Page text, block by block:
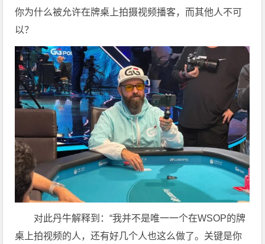
你为什么被允许在牌桌上拍摄视频播客，而其他人不可
以？
对此丹牛解释到：“我并不是唯一一个在WSOP的牌
桌上拍视频的人，还有好几个人也这么做了。关键是你